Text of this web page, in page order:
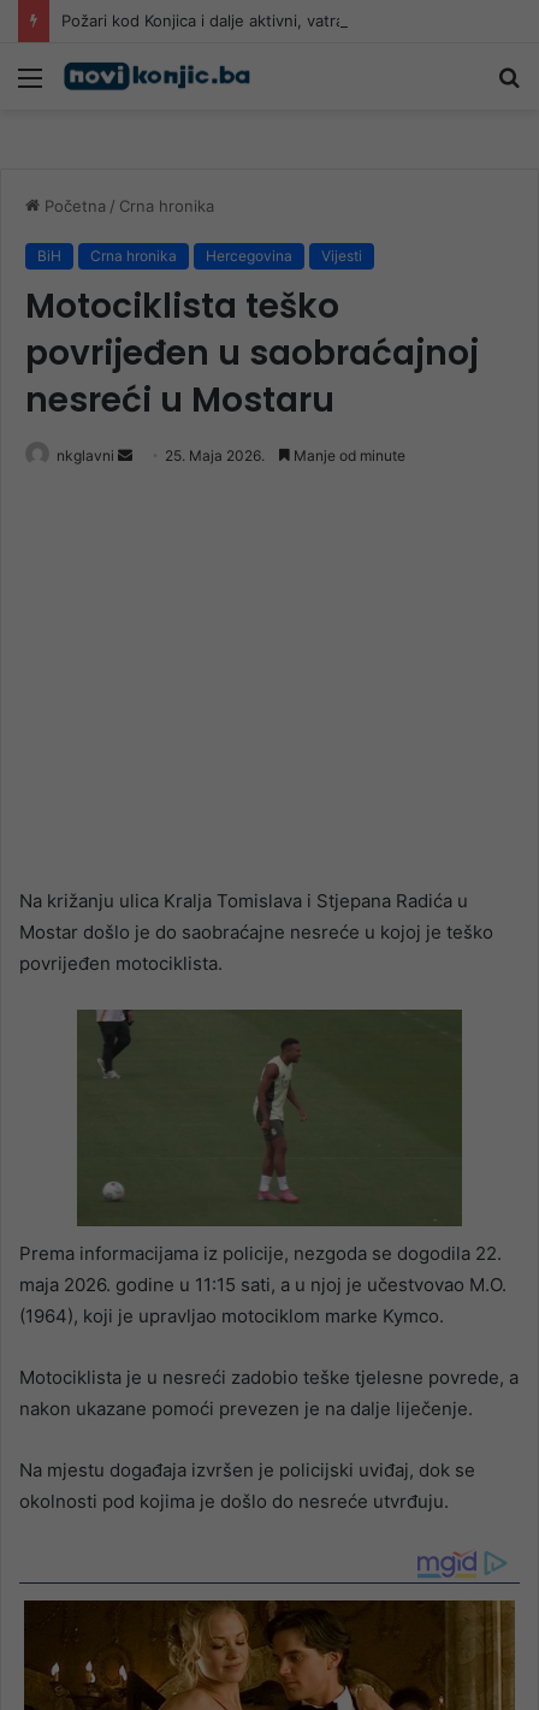
Meni
Početna / Crna hronika
BiH Crna hronika Hercegovina Vijesti
Motociklista teško
povrijeđen u saobraćajnoj
nesreći u Mostaru
nkglavni
Send 25. Maja 2026. Manje od minute
Na križanju ulica Kralja Tomislava i Stjepana Radića u
Mostar došlo je do saobraćajne nesreće u kojoj je teško
povrijeđen motociklista.
Prema informacijama iz policije, nezgoda se dogodila 22.
maja 2026. godine u 11:15 sati, a u njoj je učestvovao M.O.
(1964), koji je upravljao motociklom marke Kymco.
Motociklista je u nesreći zadobio teške tjelesne povrede, a
nakon ukazane pomoći prevezen je na dalje liječenje.
Na mjestu događaja izvršen je policijski uviđaj, dok se
okolnosti pod kojima je došlo do nesreće utvrđuju.